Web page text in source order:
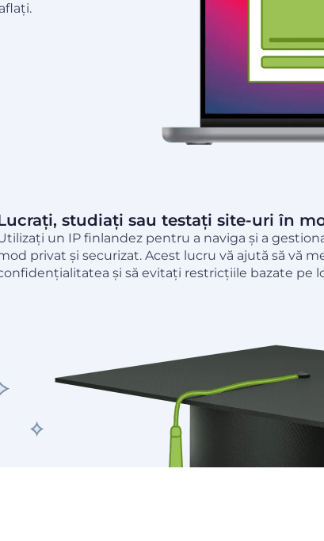
studiați sau testați site-uri în
un IP finlandez pentru a naviga și a
privat și securizat. Acest lucru vă ajută să vă
și să evitați restricțiile bazate pe